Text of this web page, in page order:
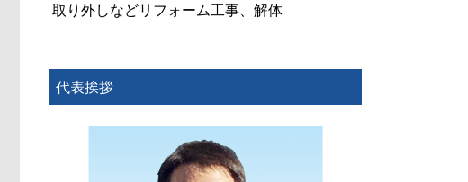
取り外しなどリフォーム工事、解体
代表挨拶